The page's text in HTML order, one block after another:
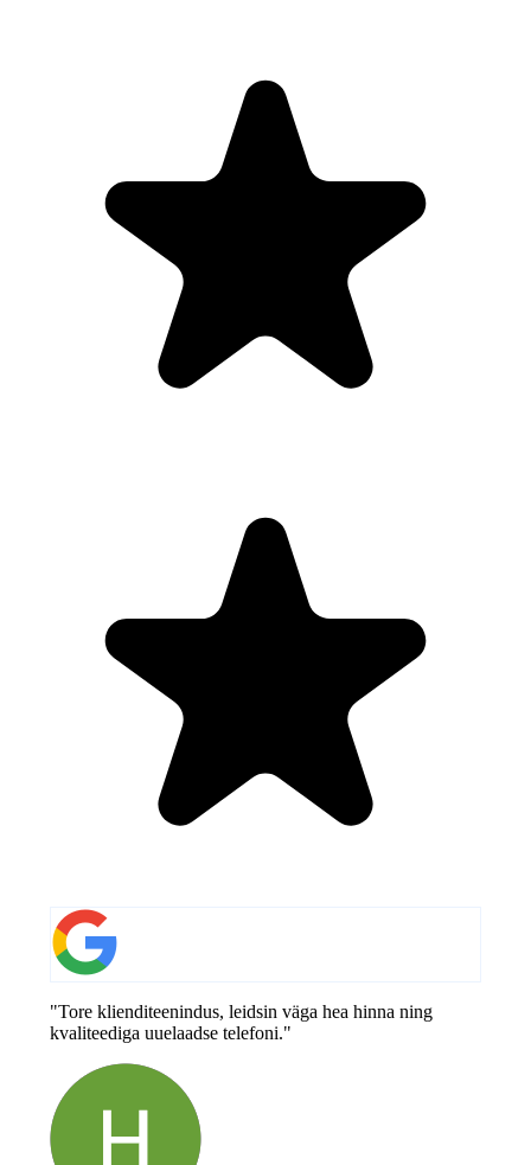
"Tore klienditeenindus, leidsin väga hea hinna ning
kvaliteediga uuelaadse telefoni."